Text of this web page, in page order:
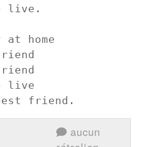
live.
at home
live
friend.
aucun